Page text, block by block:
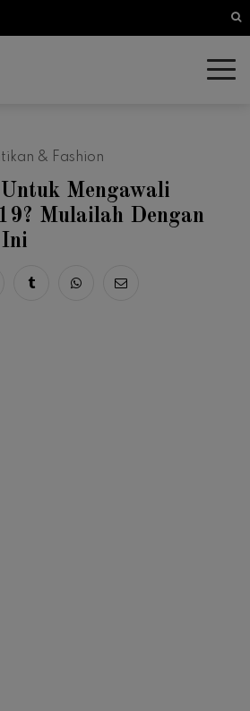
& Fashion
Mengawali
Mulailah Dengan
Ini
facebook
on twitter
Share on tumblr
Share via whatsapp
Share via email